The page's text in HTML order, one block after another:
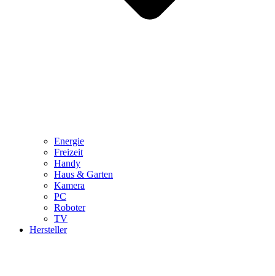
Energie
Freizeit
Handy
Haus & Garten
Kamera
PC
Roboter
TV
Hersteller